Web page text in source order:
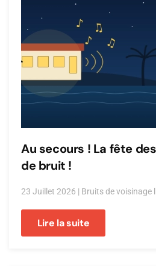
Au secours ! La fête
de bruit !
23 Juillet 2026 | Bruits de voisinage
Lire la suite